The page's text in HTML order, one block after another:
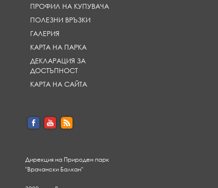
ПРОФИЛ НА КУПУВАЧА
ПОЛЕЗНИ ВРЪЗКИ
ГАЛЕРИЯ
КАРТА НА ПАРКА
ДЕКЛАРАЦИЯ ЗА
ДОСТЪПНОСТ
КАРТА НА САЙТА
Дирекция на Природен парк
"Врачански Балкан"